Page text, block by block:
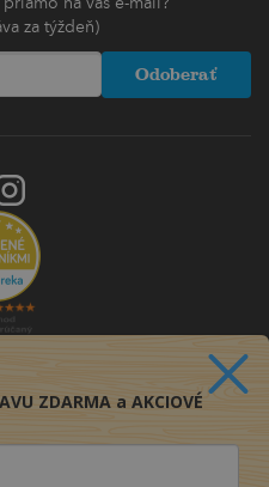
za týždeň)
Odoberať
ZDARMA a AKCIOVÉ